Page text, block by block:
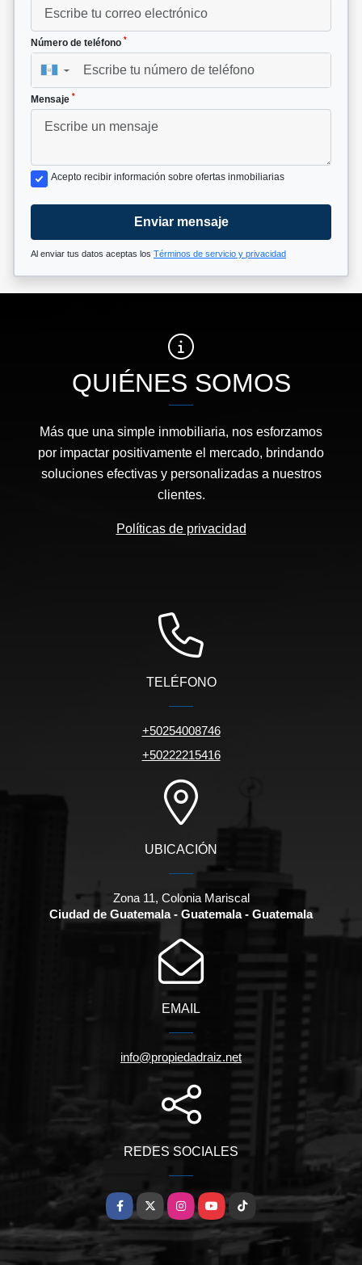
Número de teléfono *
▼
Mensaje *
Acepto recibir información sobre ofertas inmobiliarias
Enviar mensaje
Al enviar tus datos aceptas los Términos de servicio y privacidad
QUIÉNES SOMOS
Más que una simple inmobiliaria, nos esforzamos
por impactar positivamente el mercado, brindando
soluciones efectivas y personalizadas a nuestros
clientes.
Políticas de privacidad
TELÉFONO
+50254008746
+50222215416
UBICACIÓN
Zona 11, Colonia Mariscal
Ciudad de Guatemala - Guatemala - Guatemala
EMAIL
info@propiedadraiz.net
REDES SOCIALES
Facebook
X InstagramYouTubeTikTok